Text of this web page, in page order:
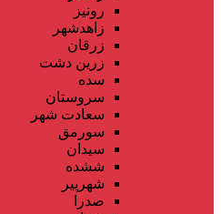
رونیز
زاهدشهر
زرقان
زرین دشت
سده
سروستان
سعادت شهر
سورمق
سیدان
ششده
شهرپیر
صدرا